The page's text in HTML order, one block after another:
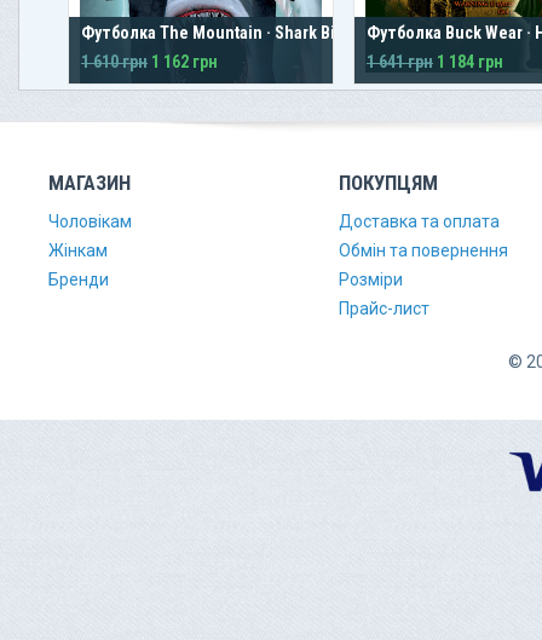
Футболка The Mountain · Shark Bite
1 610 грн 1 162 грн
Футболка Buck Wear ·
1 641 грн 1 184 грн
МАГАЗИН
Чоловікам
Жінкам
Бренди
ПОКУПЦЯМ
Доставка та оплата
Обмін та повернення
Розміри
Прайс-лист
©